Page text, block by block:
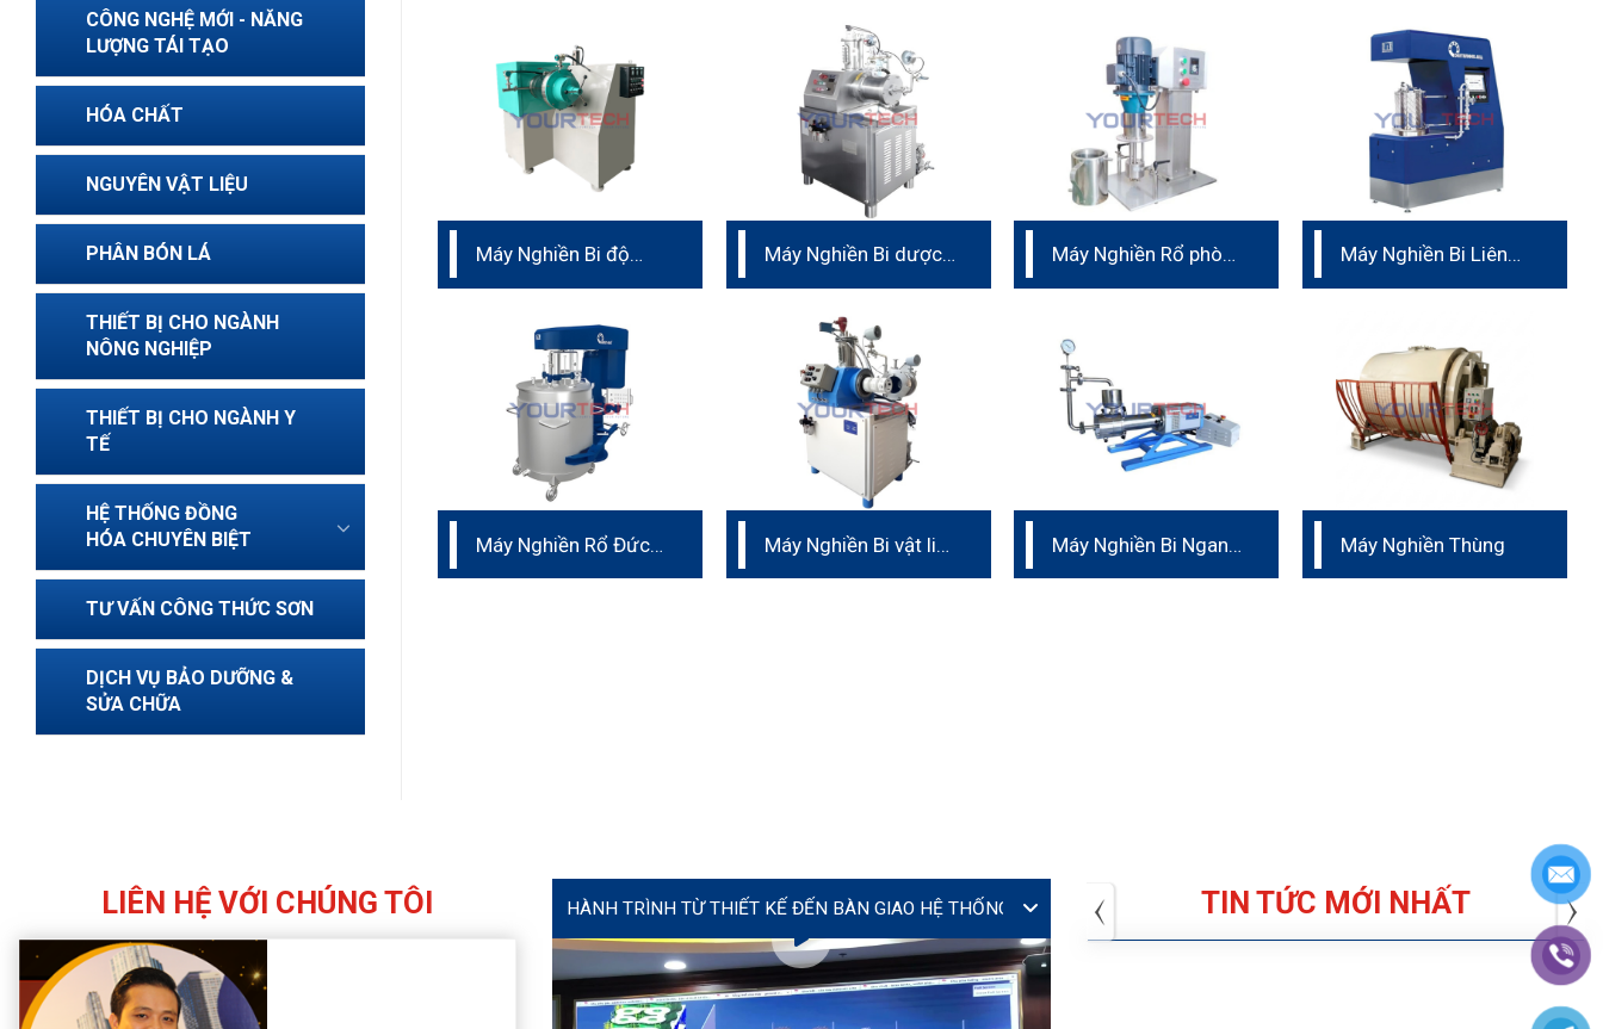
CÔNG NGHỆ MỚI - NĂNG
LƯỢNG TÁI TẠO
HÓA CHẤT
NGUYÊN VẬT LIỆU
PHÂN BÓN LÁ
THIẾT BỊ CHO NGÀNH
NÔNG NGHIỆP
THIẾT BỊ CHO NGÀNH Y
TẾ
HỆ THỐNG ĐỒNG
HÓA CHUYÊN BIỆT
TƯ VẤN CÔNG THỨC SƠN
DỊCH VỤ BẢO DƯỠNG &
SỬA CHỮA
Máy Nghiền Bi độ
Máy Nghiền Bi dược
Máy Nghiền Rổ phòng
Máy Nghiền Bi Liên
Máy Nghiền Rổ Đức
Máy Nghiền Bi vật liệu
Máy Nghiền Bi Ngang
Máy Nghiền Thùng
LIÊN HỆ VỚI CHÚNG TÔI
MS. TÚ (JENNY)
VIDEO TIN TỨC MỚI NHẤT
Lễ ký kết hợp tác giữa Yourtech và Tây Đô Long An tại
Coating Expo 2026
Tuyển dụng: Nhân viên KẾ TOÁN